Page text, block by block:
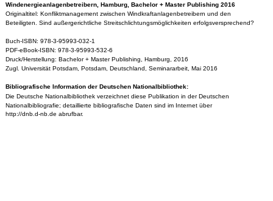
Windenergieanlagenbetreibern, Hamburg, Bachelor + Master Publishing 2016
Originaltitel: Konfliktmanagement zwischen Windkraftanlagenbetreibern und den
Beteiligten. Sind außergerichtliche Streitschlichtungsmöglichkeiten erfolgsversprechend?
Buch-ISBN: 978-3-95993-032-1
PDF-eBook-ISBN: 978-3-95993-532-6
Druck/Herstellung: Bachelor + Master Publishing, Hamburg, 2016
Zugl. Universität Potsdam, Potsdam, Deutschland, Seminararbeit, Mai 2016
Bibliografische Information der Deutschen Nationalbibliothek:
Die Deutsche Nationalbibliothek verzeichnet diese Publikation in der Deutschen
Nationalbibliografie; detaillierte bibliografische Daten sind im Internet über
http://dnb.d-nb.de abrufbar.